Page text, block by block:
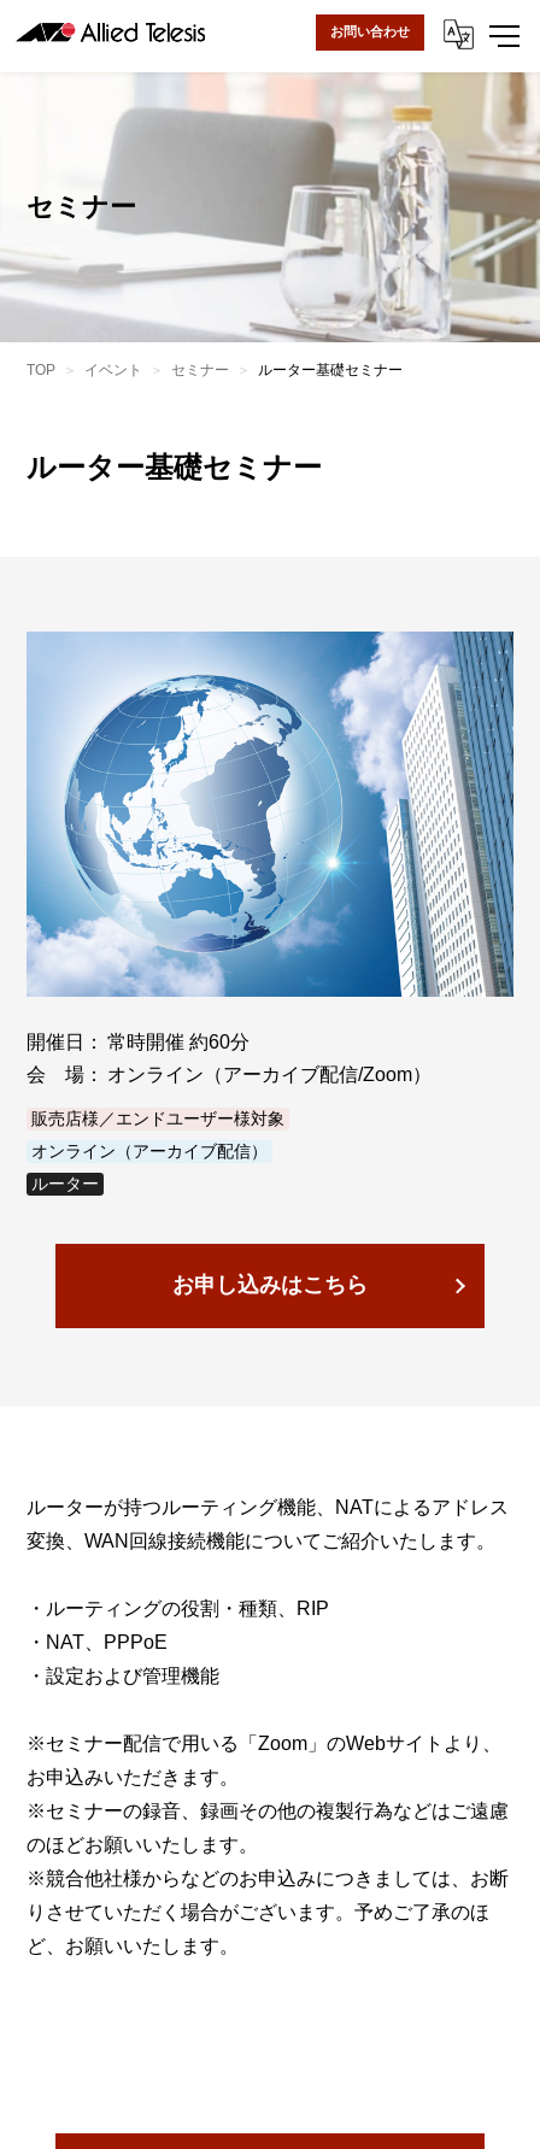
お問い合わせ
セミナー
TOP イベント セミナー ルーター基礎セミナー
ルーター基礎セミナー
開催日：
常時開催 約60分
会 場：
オンライン（アーカイブ配信/Zoom）
販売店様／エンドユーザー様対象
オンライン（アーカイブ配信）
ルーター
お申し込みはこちら
ルーターが持つルーティング機能、NATによるアドレス
変換、WAN回線接続機能についてご紹介いたします。
・ルーティングの役割・種類、RIP
・NAT、PPPoE
・設定および管理機能
※セミナー配信で用いる「Zoom」のWebサイトより、
お申込みいただきます。
※セミナーの録音、録画その他の複製行為などはご遠慮
のほどお願いいたします。
※競合他社様からなどのお申込みにつきましては、お断
りさせていただく場合がございます。予めご了承のほ
ど、お願いいたします。